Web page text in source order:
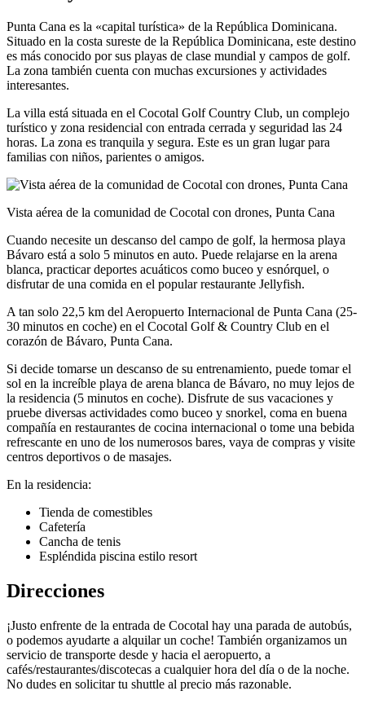
Punta Cana es la «capital turística» de la República Dominicana.
Situado en la costa sureste de la República Dominicana, este destino
es más conocido por sus playas de clase mundial y campos de golf.
La zona también cuenta con muchas excursiones y actividades
interesantes.
La villa está situada en el Cocotal Golf Country Club, un complejo
turístico y zona residencial con entrada cerrada y seguridad las 24
horas. La zona es tranquila y segura. Este es un gran lugar para
familias con niños, parientes o amigos.
Vista aérea de la comunidad de Cocotal con drones, Punta Cana
Cuando necesite un descanso del campo de golf, la hermosa playa
Bávaro está a solo 5 minutos en auto. Puede relajarse en la arena
blanca, practicar deportes acuáticos como buceo y esnórquel, o
disfrutar de una comida en el popular restaurante Jellyfish.
A tan solo 22,5 km del Aeropuerto Internacional de Punta Cana (25-
30 minutos en coche) en el Cocotal Golf & Country Club en el
corazón de Bávaro, Punta Cana.
Si decide tomarse un descanso de su entrenamiento, puede tomar el
sol en la increíble playa de arena blanca de Bávaro, no muy lejos de
la residencia (5 minutos en coche). Disfrute de sus vacaciones y
pruebe diversas actividades como buceo y snorkel, coma en buena
compañía en restaurantes de cocina internacional o tome una bebida
refrescante en uno de los numerosos bares, vaya de compras y visite
centros deportivos o de masajes.
En la residencia:
Tienda de comestibles
Cafetería
Cancha de tenis
Espléndida piscina estilo resort
Direcciones
¡Justo enfrente de la entrada de Cocotal hay una parada de autobús,
o podemos ayudarte a alquilar un coche! También organizamos un
servicio de transporte desde y hacia el aeropuerto, a
cafés/restaurantes/discotecas a cualquier hora del día o de la noche.
No dudes en solicitar tu shuttle al precio más razonable.